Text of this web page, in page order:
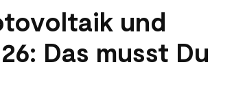
und
Das musst Du